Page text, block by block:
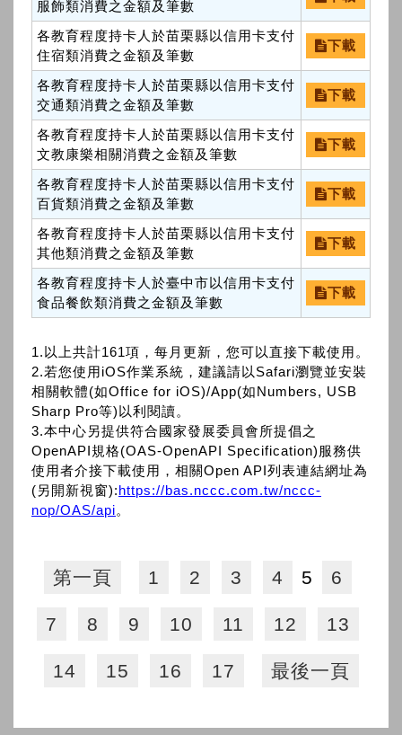
服飾類消費之金額及筆數
各教育程度持卡人於苗栗縣以信用卡支付
住宿類消費之金額及筆數
下載
各教育程度持卡人於苗栗縣以信用卡支付
交通類消費之金額及筆數
下載
各教育程度持卡人於苗栗縣以信用卡支付
文教康樂相關消費之金額及筆數
下載
各教育程度持卡人於苗栗縣以信用卡支付
百貨類消費之金額及筆數
下載
各教育程度持卡人於苗栗縣以信用卡支付
其他類消費之金額及筆數
下載
各教育程度持卡人於臺中市以信用卡支付
食品餐飲類消費之金額及筆數
下載
1.以上共計161項，每月更新，您可以直接下載使用。
2.若您使用iOS作業系統，建議請以Safari瀏覽並安裝
相關軟體(如Office for iOS)/App(如Numbers, USB
Sharp Pro等)以利閱讀。
3.本中心另提供符合國家發展委員會所提倡之
OpenAPI規格(OAS-OpenAPI Specification)服務供
使用者介接下載使用，相關Open API列表連結網址為
(另開新視窗):https://bas.nccc.com.tw/nccc-
nop/OAS/api。
第一頁 1 2 3 4 5 6
7 8 9 10 11 12 13
14 15 16 17 最後一頁